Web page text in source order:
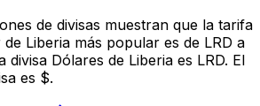
de divisas muestran que la tarifa
Liberia más popular es de LRD a
divisa Dólares de Liberia es LRD. El
es $.